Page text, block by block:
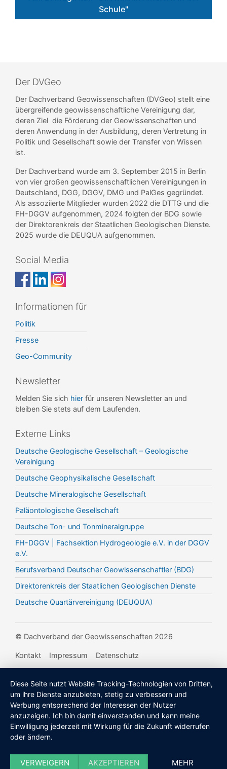
Schule"
Der DVGeo
Der Dachverband Geowissenschaften (DVGeo) stellt eine
übergreifende geowissenschaftliche Vereinigung dar,
deren Ziel die Förderung der Geowissenschaften und
deren Anwendung in der Ausbildung, deren Vertretung in
Politik und Gesellschaft sowie der Transfer von Wissen
ist.
Der Dachverband wurde am 3. September 2015 in Berlin
von vier großen geowissenschaftlichen Vereinigungen in
Deutschland, DGG, DGGV, DMG und PalGes gegründet.
Als assoziierte Mitglieder wurden 2022 die DTTG und die
FH-DGGV aufgenommen, 2024 folgten der BDG sowie
der Direktorenkreis der Staatlichen Geologischen Dienste.
2025 wurde die DEUQUA aufgenommen.
Social Media
Informationen für
Politik
Presse
Geo-Community
Newsletter
Melden Sie sich hier für unseren Newsletter an und
bleiben Sie stets auf dem Laufenden.
Externe Links
Deutsche Geologische Gesellschaft – Geologische
Vereinigung
Deutsche Geophysikalische Gesellschaft
Deutsche Mineralogische Gesellschaft
Paläontologische Gesellschaft
Deutsche Ton- und Tonmineralgruppe
FH-DGGV | Fachsektion Hydrogeologie e.V. in der DGGV
e.V.
Berufsverband Deutscher Geowissenschaftler (BDG)
Direktorenkreis der Staatlichen Geologischen Dienste
Deutsche Quartärvereinigung (DEUQUA)
© Dachverband der Geowissenschaften 2026
Kontakt Impressum Datenschutz
Diese Seite nutzt Website Tracking-Technologien von Dritten,
um ihre Dienste anzubieten, stetig zu verbessern und
Werbung entsprechend der Interessen der Nutzer
anzuzeigen. Ich bin damit einverstanden und kann meine
Einwilligung jederzeit mit Wirkung für die Zukunft widerrufen
oder ändern.
VERWEIGERN AKZEPTIEREN MEHR